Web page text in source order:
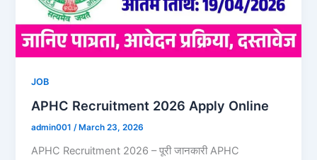
JOB
APHC Recruitment 2026 Apply Online
admin001/ March 23, 2026
APHC Recruitment 2026 – पूरी जानकारी APHC